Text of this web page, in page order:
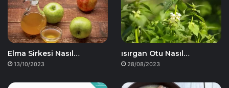
Elma Sirkesi Nasıl…
13/10/2023
ısırgan Otu Nasıl…
28/08/2023